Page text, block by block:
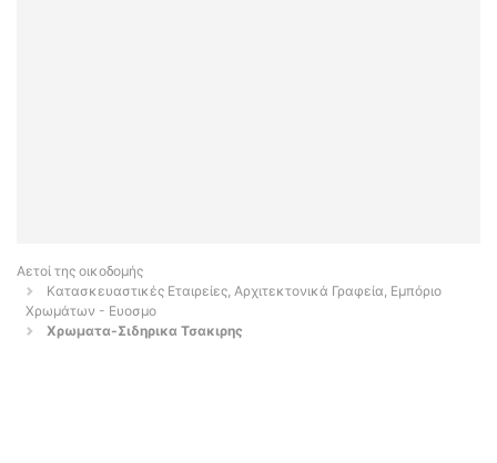
Αετοί της οικοδομής
Κατασκευαστικές Εταιρείες, Αρχιτεκτονικά Γραφεία, Εμπόριο
Χρωμάτων - Ευοσμο
Χρωματα-Σιδηρικα Τσακιρης